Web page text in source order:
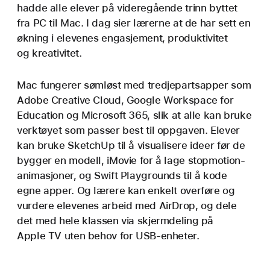
hadde alle elever på videregående trinn byttet
fra PC til Mac. I dag sier lærerne at de har sett en
økning i elevenes engasjement, produktivitet
og kreativitet.
Mac fungerer sømløst med tredjeparts­apper som
Adobe Creative Cloud, Google Workspace for
Education og Microsoft 365, slik at alle kan bruke
verktøyet som passer best til oppgaven. Elever
kan bruke SketchUp til å visualisere ideer før de
bygger en modell, iMovie for å lage stopmotion-
animasjoner, og Swift Playgrounds til å kode
egne apper. Og lærere kan enkelt overføre og
vurdere elevenes arbeid med AirDrop, og dele
det med hele klassen via skjermdeling på
Apple TV uten behov for USB-enheter.